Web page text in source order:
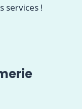
services !